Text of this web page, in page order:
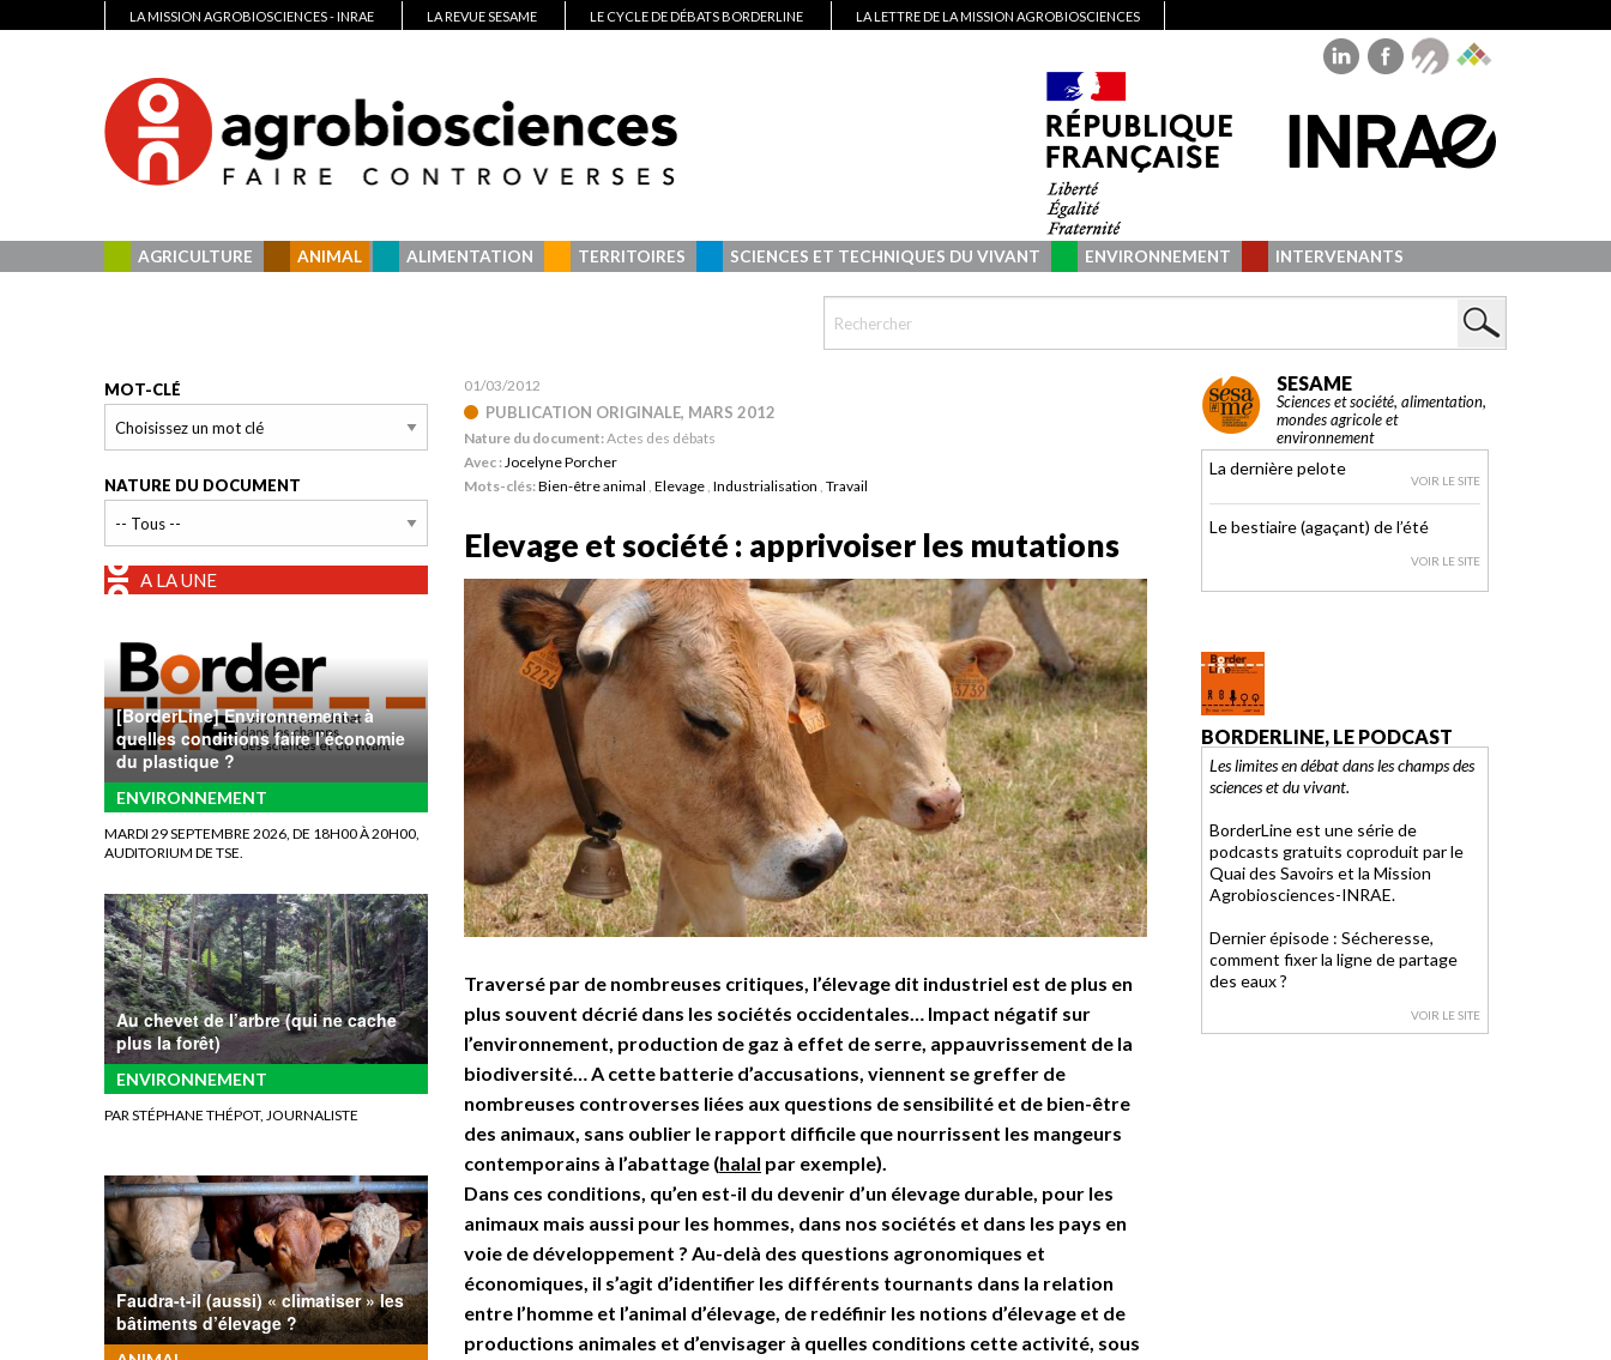
LA MISSION AGROBIOSCIENCES - INRAE LA REVUE SESAME LE CYCLE DE DÉBATS BORDERLINE LA LETTRE DE LA MISSION AGROBIOSCIENCES
AGRICULTURE ANIMAL ALIMENTATION TERRITOIRES SCIENCES ET TECHNIQUES DU VIVANT ENVIRONNEMENT INTERVENANTS
01/03/2012
PUBLICATION ORIGINALE, MARS 2012
Nature du document:Actes des débats
Avec :Jocelyne Porcher
Mots-clés:Bien-être animal , Elevage , Industrialisation , Travail
Elevage et société : apprivoiser les mutations
Traversé par de nombreuses critiques, l’élevage dit industriel est de plus en
plus souvent décrié dans les sociétés occidentales… Impact négatif sur
l’environnement, production de gaz à effet de serre, appauvrissement de la
biodiversité… A cette batterie d’accusations, viennent se greffer de
nombreuses controverses liées aux questions de sensibilité et de bien-être
des animaux, sans oublier le rapport difficile que nourrissent les mangeurs
contemporains à l’abattage (halal par exemple).
Dans ces conditions, qu’en est-il du devenir d’un élevage durable, pour les
animaux mais aussi pour les hommes, dans nos sociétés et dans les pays en
voie de développement ? Au-delà des questions agronomiques et
économiques, il s’agit d’identifier les différents tournants dans la relation
entre l’homme et l’animal d’élevage, de redéfinir les notions d’élevage et de
productions animales et d’envisager à quelles conditions cette activité, sous
MOT-CLÉ
NATURE DU DOCUMENT
A LA UNE
[BorderLine] Environnement : à
quelles conditions faire l’économie
du plastique ?
ENVIRONNEMENT
MARDI 29 SEPTEMBRE 2026, DE 18H00 À 20H00,
AUDITORIUM DE TSE.
Au chevet de l’arbre (qui ne cache
plus la forêt)
ENVIRONNEMENT
PAR STÉPHANE THÉPOT, JOURNALISTE
Faudra-t-il (aussi) « climatiser » les
bâtiments d’élevage ?
SESAME
Sciences et société, alimentation,
mondes agricole et
environnement
La dernière pelote
VOIR LE SITE
Le bestiaire (agaçant) de l’été
VOIR LE SITE
BORDERLINE, LE PODCAST
Les limites en débat dans les champs des
sciences et du vivant.
BorderLine est une série de
podcasts gratuits coproduit par le
Quai des Savoirs et la Mission
Agrobiosciences-INRAE.
Dernier épisode : Sécheresse,
comment fixer la ligne de partage
des eaux ?
VOIR LE SITE